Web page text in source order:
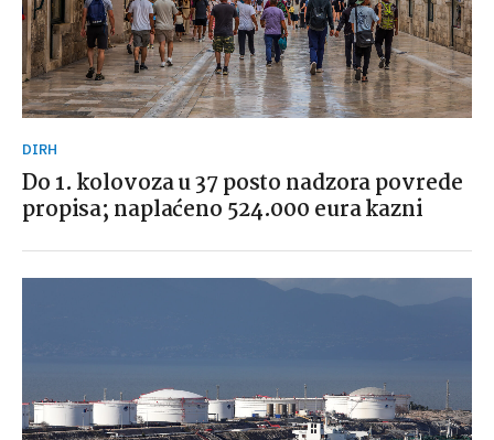
DIRH
Do 1. kolovoza u 37 posto nadzora povrede
propisa; naplaćeno 524.000 eura kazni